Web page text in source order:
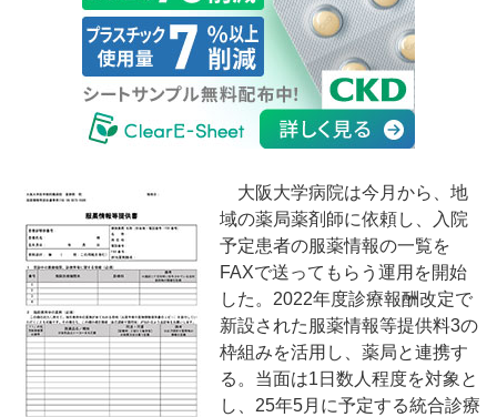
大阪大学病院は今月から、地
域の薬局薬剤師に依頼し、入院
予定患者の服薬情報の一覧を
FAXで送ってもらう運用を開始
した。2022年度診療報酬改定で
新設された服薬情報等提供料3の
枠組みを活用し、薬局と連携す
る。当面は1日数人程度を対象と
し、25年5月に予定する統合診療